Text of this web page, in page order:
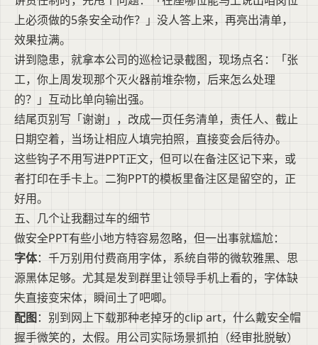
上必须做的5条安全动作？」没人答上来，再亮出清单，
效果拉满。
讲到隐患，就拿本公司的巡检记录截图，现场点名：「张
工，你上周发现那个灭火器前堆杂物，后来怎么处理
的？」互动比单向输出强。
结尾页别写「谢谢」，改成一页任务清单，责任人、截止
日期空着，当场让相应人填完拍照，直接变会后待办。
这些钩子不用写进PPT正文，但可以在备注区记下来，或
者打印在手卡上。二狗PPT的模板里备注区是留空的，正
好用。
五、几个让我翻过车的细节
做安全PPT有些小地方特容易忽略，但一出事就尴尬：
字体：千万别用付费商用字体，系统自带的微软雅黑、思
源黑体足够。尤其是发到群里让领导手机上看的，字体缺
失直接变宋体，瞬间土了吧唧。
配图：别到网上下载那种老掉牙的clip art，什么戴安全帽
握手微笑的，太假。用公司实际场景抓拍（经审批脱敏）